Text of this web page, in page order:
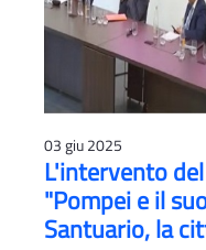
03 giu 2025
L'intervento
"Pompei e il
Santuario, la